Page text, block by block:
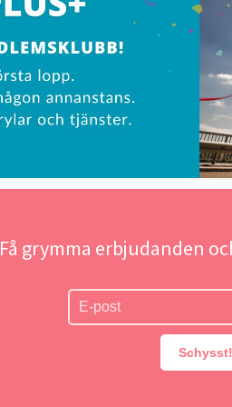
Få grymma erbjudanden
Schysst!